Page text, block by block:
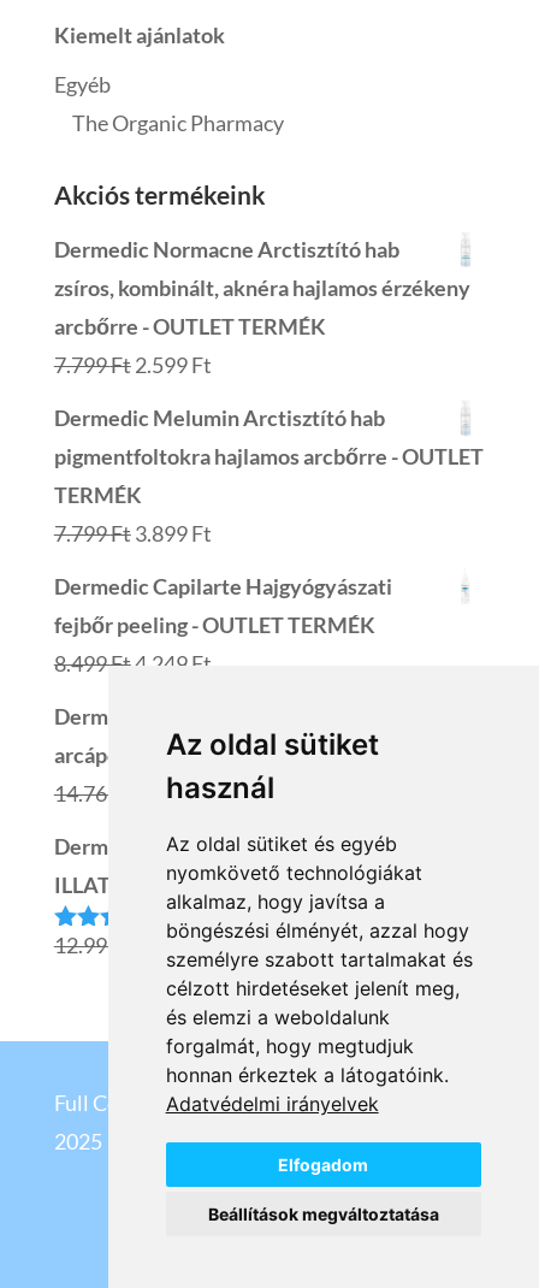
Az oldal sütiket
használ
Az oldal sütiket és egyéb
nyomkövető technológiákat
alkalmaz, hogy javítsa a
böngészési élményét, azzal hogy
személyre szabott tartalmakat és
célzott hirdetéseket jelenít meg,
és elemzi a weboldalunk
forgalmát, hogy megtudjuk
honnan érkeztek a látogatóink.
Adatvédelmi irányelvek
Elfogadom
Beállítások megváltoztatása
Kiemelt ajánlatok
Egyéb
The Organic Pharmacy
Akciós termékeink
Dermedic Normacne Arctisztító hab
zsíros, kombinált, aknéra hajlamos érzékeny
arcbőrre - OUTLET TERMÉK
7.799FtOriginal
2.599FtCurrent
Dermedic Melumin Arctisztító hab
pigmentfoltokra hajlamos arcbőrre - OUTLET
TERMÉK
7.799FtOriginal
3.899FtCurrent
Dermedic Capilarte Hajgyógyászati
fejbőr peeling - OUTLET TERMÉK
8.499FtOriginal
was:
8.499 Ft.
4.249FtCurrent
is:
4.249 Ft.
Dermedic Hydrain3 Hialuro Hidratáló
arcápoló szépségcsomag - OUTLET TERMÉK
14.769
Original
price
was:
14.769 Ft.
6.646FtCurrent
price
is:
6.646 Ft.
Dermedic Redness Nyugtató szérum
ILLATANYAGMENTES
Értékelés:
12.999
Original
price
was:
12.999 Ft.
10.399FtCurrent
price
is:
10.399 Ft.
Full Cosmetix Kft©
2025